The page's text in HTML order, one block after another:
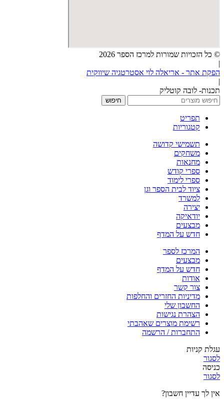
© כל הזכויות שמורות למרכז הספר 2026
|
הפקת אתר - אריאלה לוי אסטרטגיה שיווקית
|
תכנות- לובה קוטליק
חיפוש
תפריט
קטגוריות
תשמישי קדושה
משחקים
מחנאות
ספרי קודש
ספרי לימוד
ציוד לבית הספר וגן
למשרד
יצירה
יודאיקה
מבצעים
חדש על המדף
המרכז לספר
מבצעים
חדש על המדף
אודות
צור קשר
מדיניות החזרים והחלפות
החשבון שלי
הצהרת נגישות
רשימת מוצרים שאהבתי
התחברות / הרשמה
עגלת קניות
לסגור
כניסה
לסגור
אין לך עדיין חשבון?